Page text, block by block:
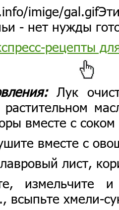
- нет нужды
рецепты
Лук
вместе с
вместе с
лист,
измельчите
всыпьте хмели-